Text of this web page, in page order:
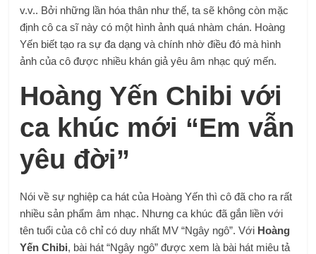
v.v.. Bởi những lần hóa thân như thế, ta sẽ không còn mặc
định cô ca sĩ này có một hình ảnh quá nhàm chán. Hoàng
Yến biết tạo ra sự đa dạng và chính nhờ điều đó mà hình
ảnh của cô được nhiều khán giả yêu âm nhạc quý mến.
Hoàng Yến Chibi với
ca khúc mới “Em vẫn
yêu đời”
Nói về sự nghiệp ca hát của Hoàng Yến thì cô đã cho ra rất
nhiều sản phẩm âm nhạc. Nhưng ca khúc đã gắn liền với
tên tuổi của cô chỉ có duy nhất MV “Ngây ngô”. Với Hoàng
Yến Chibi, bài hát “Ngây ngô” được xem là bài hát miêu tả